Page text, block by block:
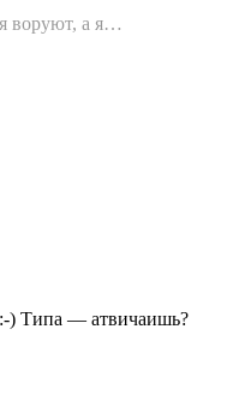
воруют, а я…
) Типа — атвичаишь?